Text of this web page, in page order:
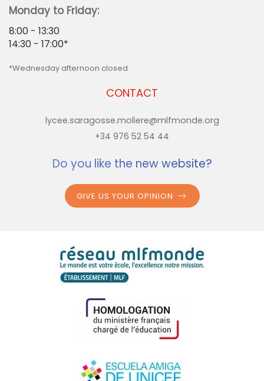
CONTACT
lycee.saragosse.moliere@mlfmonde.org
+34 976 52 54 44
Monday to Friday:
8:00 - 13:30
14:30 - 17:00*
*Wednesday afternoon closed
Do you like the new website?
GIVE US YOUR OPINION